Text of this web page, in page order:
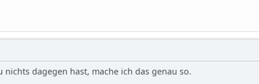
dagegen hast, mache ich das genau so.